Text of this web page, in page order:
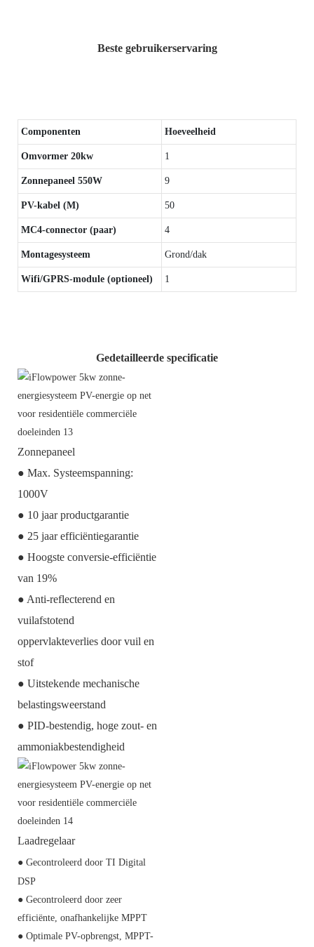
Beste gebruikerservaring
Componenten Hoeveelheid
Omvormer 20kw 1
Zonnepaneel 550W 9
PV-kabel (M) 50
MC4-connector (paar) 4
Montagesysteem Grond/dak
Wifi/GPRS-module (optioneel) 1
Gedetailleerde specificatie
Zonnepaneel
● Max. Systeemspanning:
1000V
● 10 jaar productgarantie
● 25 jaar efficiëntiegarantie
● Hoogste conversie-efficiëntie
van 19%
● Anti-reflecterend en
vuilafstotend
oppervlakteverlies door vuil en
stof
● Uitstekende mechanische
belastingsweerstand
● PID-bestendig, hoge zout- en
ammoniakbestendigheid
Laadregelaar
● Gecontroleerd door TI Digital
DSP
● Gecontroleerd door zeer
efficiënte, onafhankelijke MPPT
● Optimale PV-opbrengst, MPPT-